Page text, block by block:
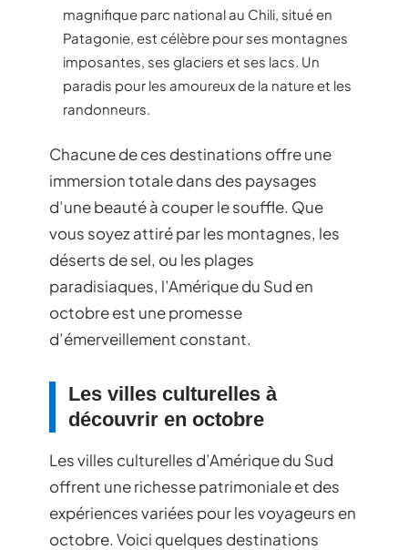
magnifique parc national au Chili, situé en
Patagonie, est célèbre pour ses montagnes
imposantes, ses glaciers et ses lacs. Un
paradis pour les amoureux de la nature et les
randonneurs.
Chacune de ces destinations offre une
immersion totale dans des paysages
d’une beauté à couper le souffle. Que
vous soyez attiré par les montagnes, les
déserts de sel, ou les plages
paradisiaques, l’Amérique du Sud en
octobre est une promesse
d’émerveillement constant.
Les villes culturelles à
découvrir en octobre
Les villes culturelles d’Amérique du Sud
offrent une richesse patrimoniale et des
expériences variées pour les voyageurs en
octobre. Voici quelques destinations